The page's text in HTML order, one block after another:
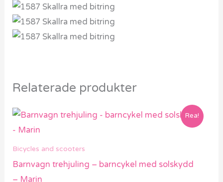
Relaterade produkter
Rea!
Bicycles and scooters
Barnvagn trehjuling – barncykel med solskydd
– Marin
Det
ursprungliga
1999 kr.
Det
nuvarande
1599 kr.